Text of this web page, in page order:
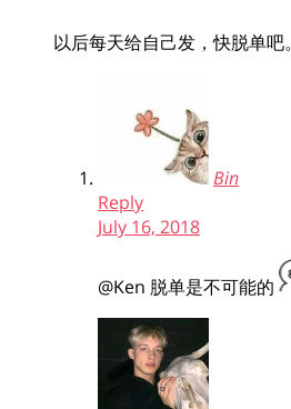
以后每天给自己发，快脱单吧。
Bin
Reply
July 16, 2018
@Ken 脱单是不可能的